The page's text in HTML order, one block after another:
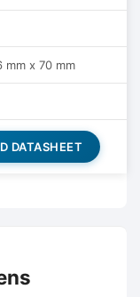
mm x 70 mm
DATASHEET